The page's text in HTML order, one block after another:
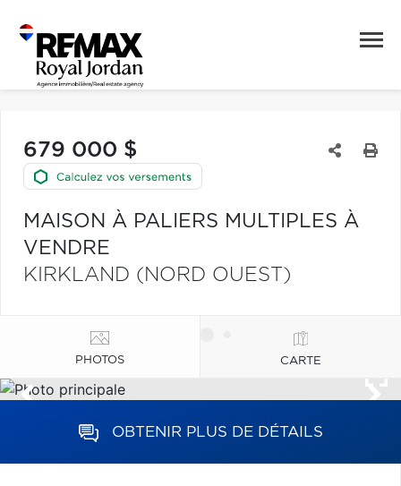
679 000 $
MAISON À PALIERS MULTIPLES À
VENDRE
KIRKLAND (NORD OUEST)
PHOTOS CARTE
OBTENIR PLUS DE DÉTAILS